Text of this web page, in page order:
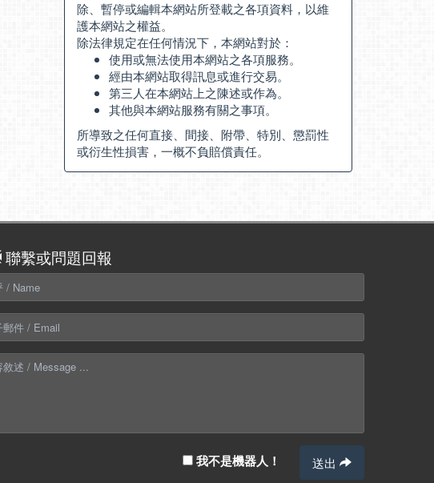
除、暫停或編輯本網站所登載之各項資料，以維
護本網站之權益。
除法律規定在任何情況下，本網站對於：
使用或無法使用本網站之各項服務。
經由本網站取得訊息或進行交易。
第三人在本網站上之陳述或作為。
其他與本網站服務有關之事項。
所導致之任何直接、間接、附帶、特別、懲罰性
或衍生性損害，一概不負賠償責任。
聯繫或問題回報
我不是機器人！ 送出